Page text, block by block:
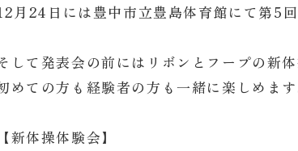
月24日には豊中市立豊島体育館にて第5
して発表会の前にはリボンとフープの新
めての方も経験者の方も一緒に楽しめます
【新体操体験会】